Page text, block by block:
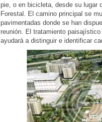
pie, o en bicicleta, desde su lugar
Forestal. El camino principal se
pavimentadas donde se han
reunión. El tratamiento
ayudará a distinguir e identificar